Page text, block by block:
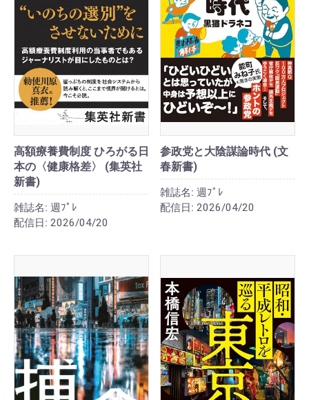
高額療養費制度 ひろがる日
本の〈健康格差〉 (集英社
新書)
雑誌名: 週ﾌﾟﾚ
配信日: 2026/04/20
参政党と大陰謀論時代 (文
春新書)
雑誌名: 週ﾌﾟﾚ
配信日: 2026/04/20